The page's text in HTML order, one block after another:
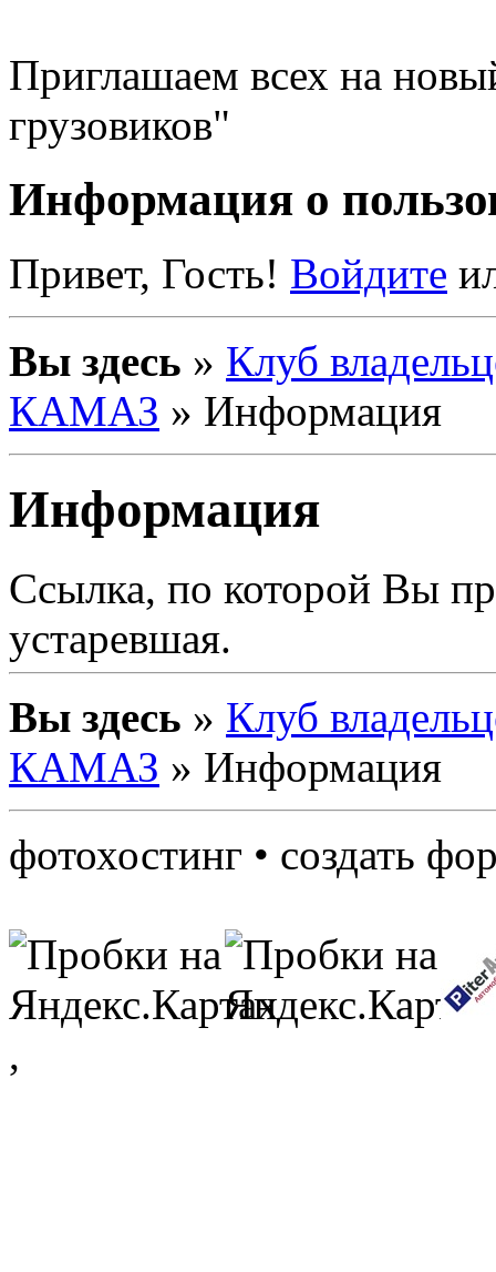
Приглашаем всех на
грузовиков"
Информация о
Привет, Гость! Войдите
Вы здесь » Клуб
КАМАЗ » Информация
Информация
Ссылка, по которой Вы
устаревшая.
Вы здесь » Клуб
КАМАЗ » Информация
фотохостинг • создать
,